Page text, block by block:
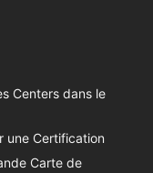
Centers dans le
une Certification
Carte de